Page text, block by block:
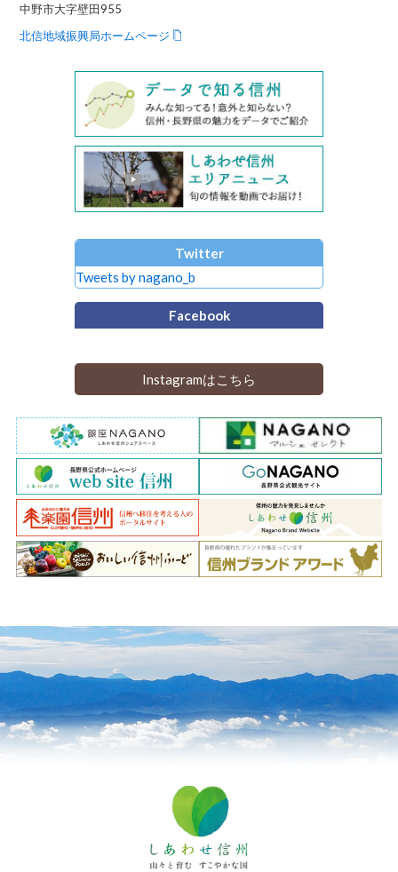
中野市大字壁田955
北信地域振興局ホームページ
Twitter
Tweets by nagano_b
Facebook
Instagramはこちら